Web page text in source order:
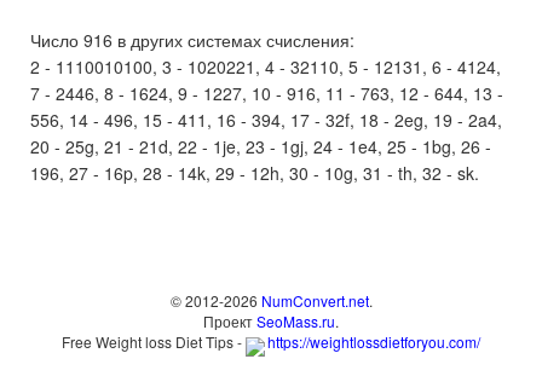
Число 916 в других системах счисления:
2 - 1110010100, 3 - 1020221, 4 - 32110, 5 - 12131, 6 - 4124,
7 - 2446, 8 - 1624, 9 - 1227, 10 - 916, 11 - 763, 12 - 644, 13 -
556, 14 - 496, 15 - 411, 16 - 394, 17 - 32f, 18 - 2eg, 19 - 2a4,
20 - 25g, 21 - 21d, 22 - 1je, 23 - 1gj, 24 - 1e4, 25 - 1bg, 26 -
196, 27 - 16p, 28 - 14k, 29 - 12h, 30 - 10g, 31 - th, 32 - sk.
© 2012-2026 NumConvert.net.
ПроектSeoMass.ru.
Free Weight loss Diet Tips -
https://weightlossdietforyou.com/